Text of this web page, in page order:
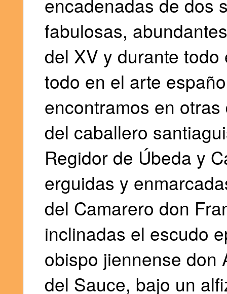
encadenadas de dos
fabulosas,
del XV y durante
todo en el arte
encontramos en
del caballero
Regidor de Úbeda y
erguidas y
del Camarero don
inclinadas el escudo
obispo jiennense don
del Sauce, bajo un